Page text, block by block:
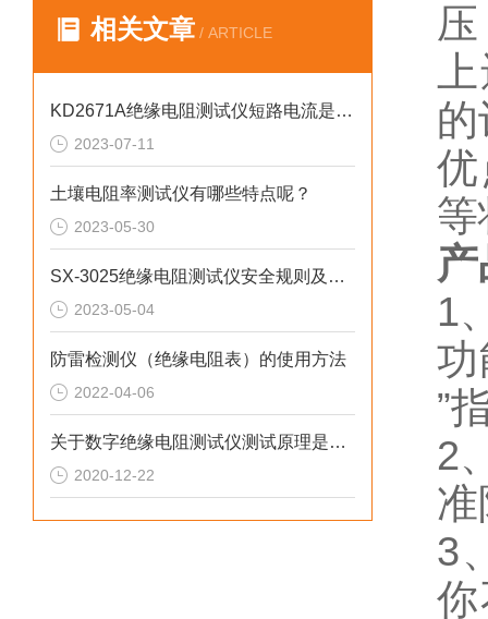
相关文章 / ARTICLE
KD2671A绝缘电阻测试仪短路电流是多少
2023-07-11
土壤电阻率测试仪有哪些特点呢？
2023-05-30
SX-3025绝缘电阻测试仪安全规则及注意事项
2023-05-04
防雷检测仪（绝缘电阻表）的使用方法
2022-04-06
关于数字绝缘电阻测试仪测试原理是什么？
2020-12-22
1
”
2
3